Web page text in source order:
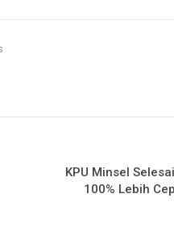
KPU Minsel
100% Lebih